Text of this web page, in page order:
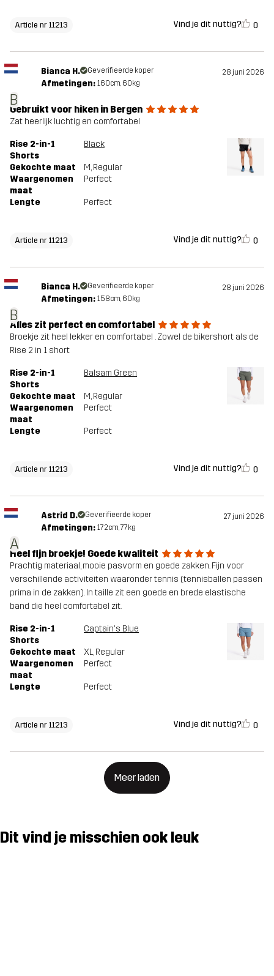
Article nr 11213 Vind je dit nuttig? 0
B
Bianca H. Geverifieerde koper 28 juni 2026
Afmetingen: 160cm, 60kg
Gebruikt voor hiken in Bergen
Zat heerlijk luchtig en comfortabel
Rise 2-in-1
Shorts
Black
Gekochte maat M, Regular
Waargenomen
maat
Perfect
Lengte Perfect
Article nr 11213 Vind je dit nuttig? 0
B
Bianca H. Geverifieerde koper 28 juni 2026
Afmetingen: 158cm, 60kg
Alles zit perfect en comfortabel
Broekje zit heel lekker en comfortabel . Zowel de bikershort als de
Rise 2 in 1 short
Rise 2-in-1
Shorts
Balsam Green
Gekochte maat M, Regular
Waargenomen
maat
Perfect
Lengte Perfect
Article nr 11213 Vind je dit nuttig? 0
A
Astrid D. Geverifieerde koper 27 juni 2026
Afmetingen: 172cm, 77kg
Heel fijn broekje! Goede kwaliteit
Prachtig materiaal, mooie pasvorm en goede zakken. Fijn voor
verschillende activiteiten waaronder tennis (tennisballen passen
prima in de zakken). In taille zit een goede en brede elastische
band die heel comfortabel zit.
Rise 2-in-1
Shorts
Captain's Blue
Gekochte maat XL, Regular
Waargenomen
maat
Perfect
Lengte Perfect
Article nr 11213 Vind je dit nuttig? 0
Meer laden
Dit vind je misschien ook leuk